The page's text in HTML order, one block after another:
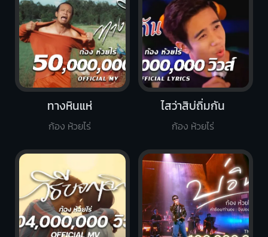
ไสว่าสิบ่ถิ่มกัน
ก้อง ห้วยไร่
ทางหินแห่
ก้อง ห้วยไร่